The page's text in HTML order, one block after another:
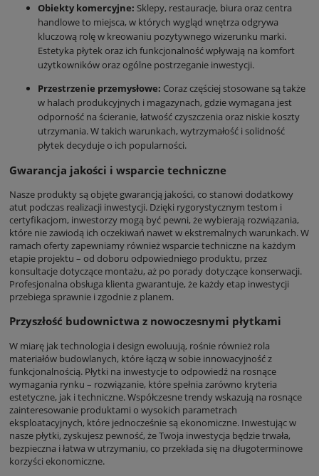
Obiekty komercyjne: Sklepy, restauracje, biura oraz centra
handlowe to miejsca, w których wygląd wnętrza odgrywa
kluczową rolę w kreowaniu pozytywnego wizerunku marki.
Estetyka płytek oraz ich funkcjonalność wpływają na komfort
użytkowników oraz ogólne postrzeganie inwestycji.
Przestrzenie przemysłowe: Coraz częściej stosowane są także
w halach produkcyjnych i magazynach, gdzie wymagana jest
odporność na ścieranie, łatwość czyszczenia oraz niskie koszty
utrzymania. W takich warunkach, wytrzymałość i solidność
płytek decyduje o ich popularności.
Gwarancja jakości i wsparcie techniczne
Nasze produkty są objęte gwarancją jakości, co stanowi dodatkowy
atut podczas realizacji inwestycji. Dzięki rygorystycznym testom i
certyfikacjom, inwestorzy mogą być pewni, że wybierają rozwiązania,
które nie zawiodą ich oczekiwań nawet w ekstremalnych warunkach. W
ramach oferty zapewniamy również wsparcie techniczne na każdym
etapie projektu – od doboru odpowiedniego produktu, przez
konsultacje dotyczące montażu, aż po porady dotyczące konserwacji.
Profesjonalna obsługa klienta gwarantuje, że każdy etap inwestycji
przebiega sprawnie i zgodnie z planem.
Przyszłość budownictwa z nowoczesnymi płytkami
W miarę jak technologia i design ewoluują, rośnie również rola
materiałów budowlanych, które łączą w sobie innowacyjność z
funkcjonalnością. Płytki na inwestycje to odpowiedź na rosnące
wymagania rynku – rozwiązanie, które spełnia zarówno kryteria
estetyczne, jak i techniczne. Współczesne trendy wskazują na rosnące
zainteresowanie produktami o wysokich parametrach
eksploatacyjnych, które jednocześnie są ekonomiczne. Inwestując w
nasze płytki, zyskujesz pewność, że Twoja inwestycja będzie trwała,
bezpieczna i łatwa w utrzymaniu, co przekłada się na długoterminowe
korzyści ekonomiczne.